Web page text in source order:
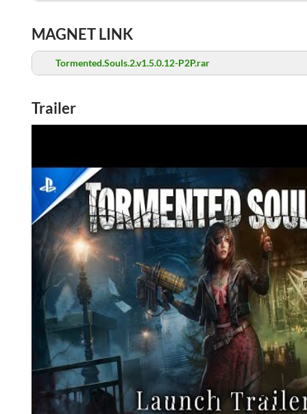
MAGNET LINK
Tormented.Souls.2.v1.5.0.12-P2P.rar
Trailer